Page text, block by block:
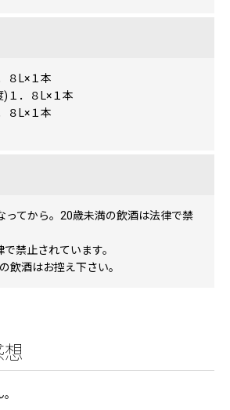
８L×１本
)１．８L×１本
８L×１本
てから。20歳未満の飲酒は法律で禁
禁止されています。
飲酒はお控え下さい。